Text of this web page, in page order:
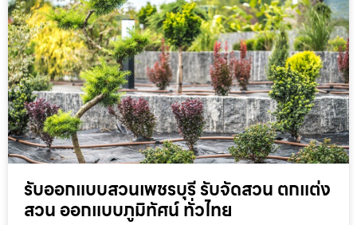
รับออกแบบสวนเพชรบุรี รับจัดสวน ตกแต่ง
สวน ออกแบบภูมิทัศน์ ทั่วไทย